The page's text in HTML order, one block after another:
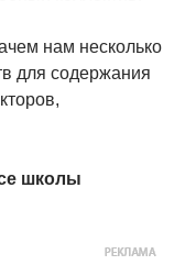
нам несколько
для содержания
школы